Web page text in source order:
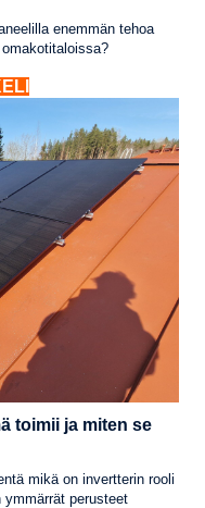
enemmän tehoa
toimii ja miten se
mikä on invertterin rooli
perusteet